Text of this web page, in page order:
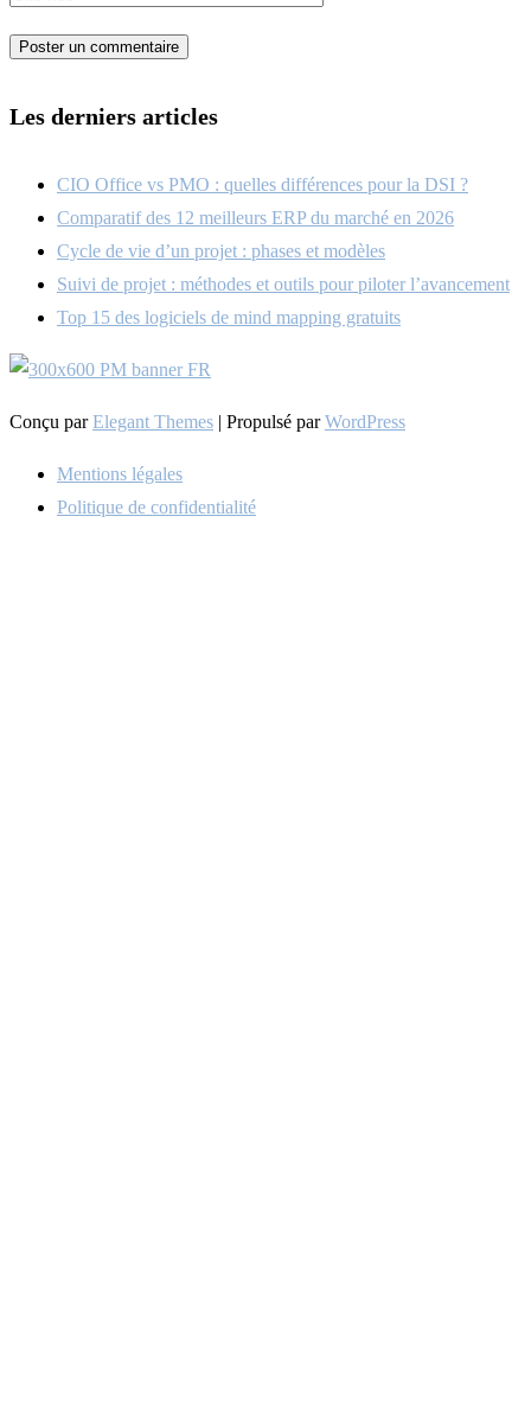
Les derniers articles
CIO Office vs PMO : quelles différences pour la DSI ?
Comparatif des 12 meilleurs ERP du marché en 2026
Cycle de vie d’un projet : phases et modèles
Suivi de projet : méthodes et outils pour piloter l’avancement
Top 15 des logiciels de mind mapping gratuits
Conçu parElegant Themes | Propulsé parWordPress
Mentions légales
Politique de confidentialité